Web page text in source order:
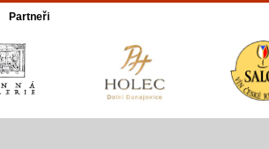
Partneři